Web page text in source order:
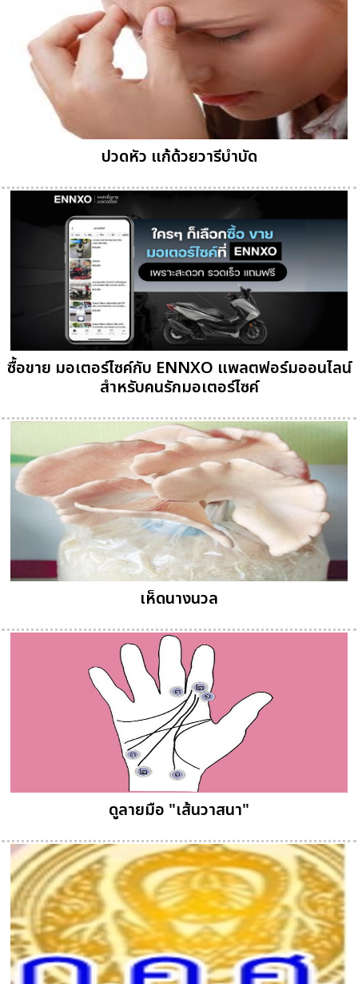
ปวดหัว แก้ด้วยวารีบำบัด
ซื้อขาย มอเตอร์ไซค์กับ ENNXO แพลตฟอร์มออนไลน์
สำหรับคนรักมอเตอร์ไซค์
เห็ดนางนวล
ดูลายมือ "เส้นวาสนา"